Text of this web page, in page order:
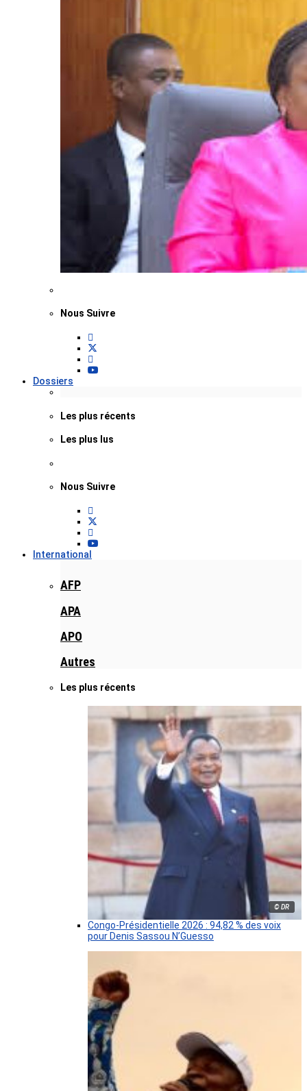
Nous Suivre
Dossiers
Les plus récents
Les plus lus
Nous Suivre
International
AFP
APA
APO
Autres
Les plus récents
© DR
Congo-Présidentielle 2026 : 94,82 % des voix
pour Denis Sassou N’Guesso